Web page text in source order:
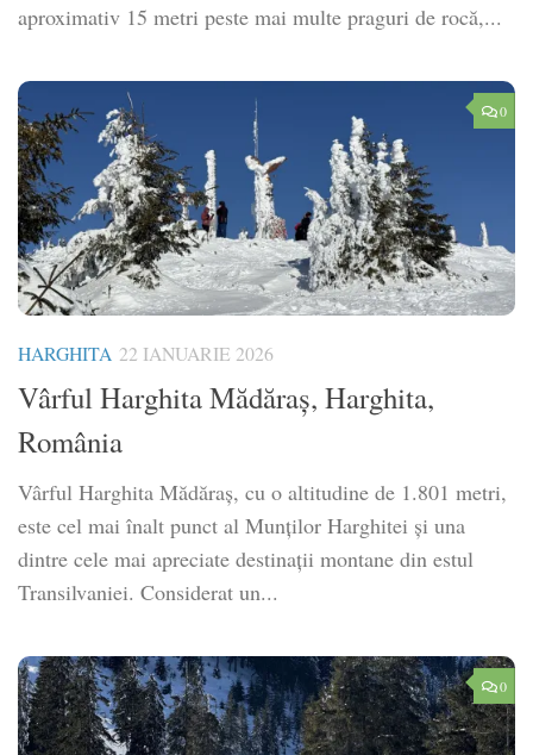
aproximativ 15 metri peste mai multe praguri de rocă,...
0
HARGHITA 22 IANUARIE 2026
Vârful Harghita Mădăraș, Harghita,
România
Vârful Harghita Mădăraș, cu o altitudine de 1.801 metri,
este cel mai înalt punct al Munților Harghitei și una
dintre cele mai apreciate destinații montane din estul
Transilvaniei. Considerat un...
0